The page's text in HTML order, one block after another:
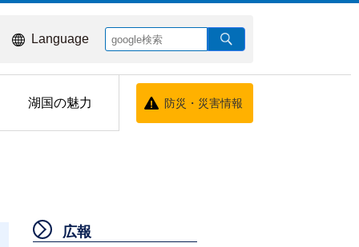
Language
湖国の魅力 防災・災害情報
広報